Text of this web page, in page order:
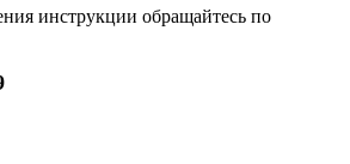
инструкции обращайтесь по